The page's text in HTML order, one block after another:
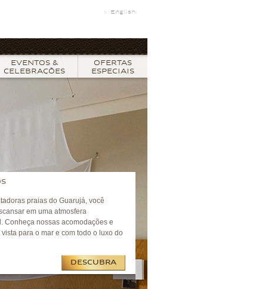
English
EVENTOS &
CELEBRAÇÕES
OFERTAS
ESPECIAIS
praias do Guarujá, você
em uma atmosfera
Conheça nossas acomodações e
para o mar e com todo o luxo do
DESCUBRA